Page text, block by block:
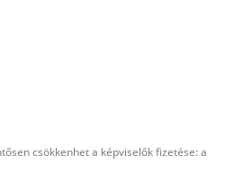
csökkenhet a képviselők fizetése: a